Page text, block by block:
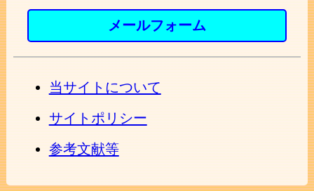
メールフォーム
当サイトについて
サイトポリシー
参考文献等